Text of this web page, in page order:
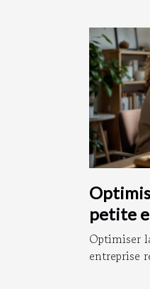
petite
Optimiser
entreprise